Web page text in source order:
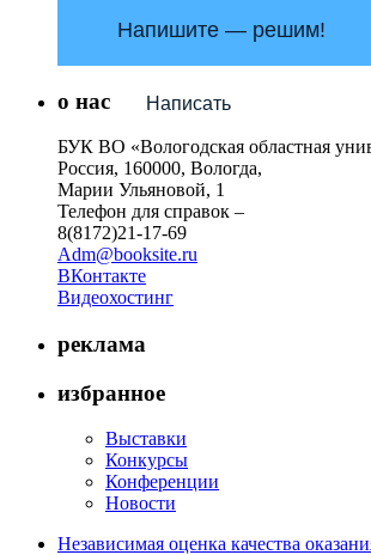
Напишите — решим!
Написать
о нас
БУК ВО «Вологодская областная
Россия, 160000, Вологда,
Марии Ульяновой, 1
Телефон для справок –
8(8172)21-17-69
Adm@booksite.ru
ВКонтакте
Видеохостинг
реклама
избранное
Выставки
Конкурсы
Конференции
Новости
Независимая оценка качества